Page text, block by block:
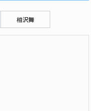
相沢舞